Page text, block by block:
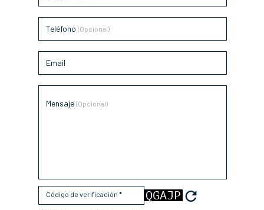
Teléfono (Opcional)
Email
Mensaje (Opcional)
Código de verificación *